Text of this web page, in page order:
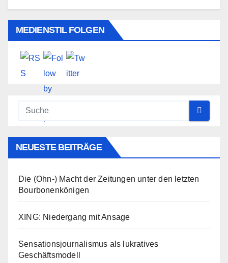
MEDIENSTIL FOLGEN
NEUESTE BEITRÄGE
Die (Ohn-) Macht der Zeitungen unter den letzten
Bourbonenkönigen
XING: Niedergang mit Ansage
Sensationsjournalismus als lukratives
Geschäftsmodell